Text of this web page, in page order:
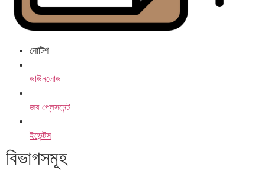
নোটিশ
ডাউনলোড
জব প্লেসমেন্ট
ইভেন্টস
বিভাগসমূহ